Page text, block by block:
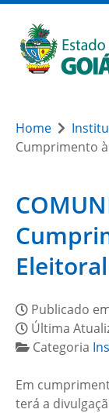
Home
Cumprimento
Eleitoral
Publicado
Última
Categoria
Em
terá a